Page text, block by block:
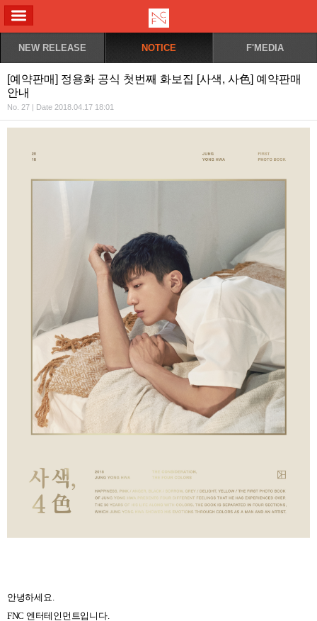
NEW RELEASE NOTICE F'MEDIA
[예약판매] 정용화 공식 첫번째 화보집 [사색, 사色] 예약판매
안내
No. 27 | Date 2018.04.17 18:01
안녕하세요.
FNC 엔터테인먼트입니다.